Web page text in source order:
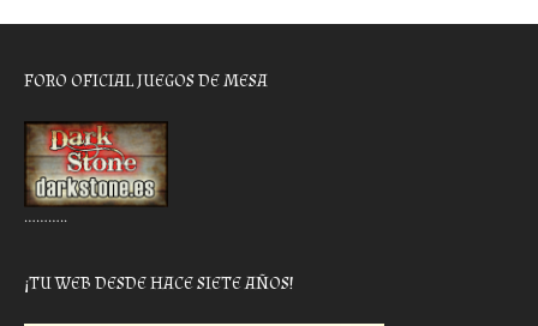
FORO OFICIAL JUEGOS DE MESA
………..
¡TU WEB DESDE HACE SIETE AÑOS!